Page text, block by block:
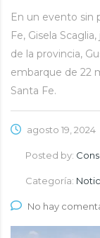
En un evento sin
Fe, Gisela
de la provincia,
embarque de 22
Santa Fe.
agosto 19, 2024
Posted by:
Categoría:
No hay